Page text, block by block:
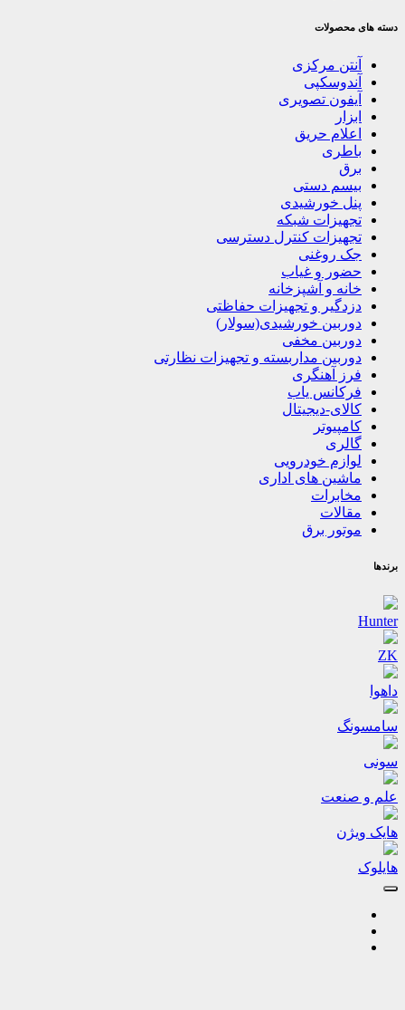
دسته های محصولات
آنتن مرکزی
آندوسکپی
آیفون تصویری
ابزار
اعلام حریق
باطری
برق
بیسم دستی
پنل خورشیدی
تجهیزات شبکه
تجهیزات کنترل دسترسی
جک روغنی
حضور و غیاب
خانه و آشپزخانه
دزدگیر و تجهیزات حفاظتی
دوربین خورشیدی(سولار)
دوربین مخفی
دوربین مداربسته و تجهیزات نظارتی
فرز آهنگری
فرکانس یاب
کالای-دیجیتال
کامپیوتر
گالری
لوازم خودرویی
ماشین های اداری
مخابرات
مقالات
موتور برق
برندها
Hunter
ZK
داهوا
سامسونگ
سونی
علم و صنعت
هایک ویژن
هایلوک